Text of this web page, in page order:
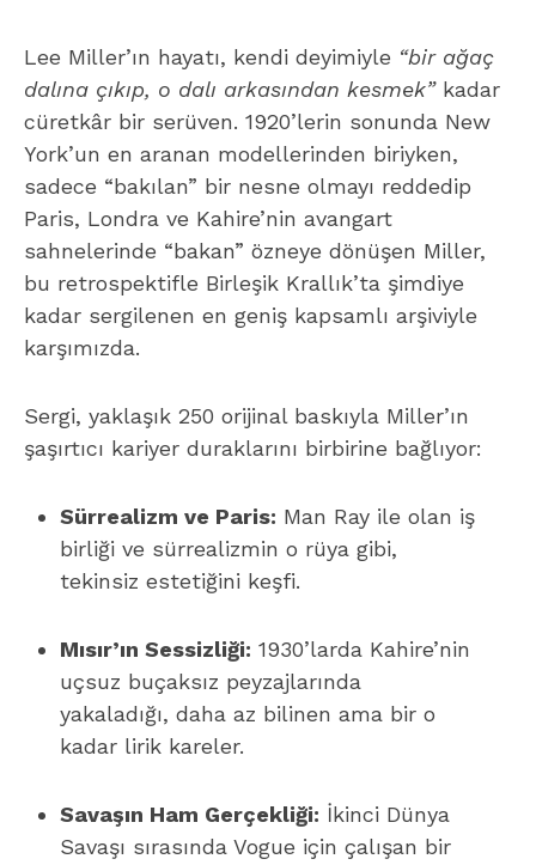
Lee Miller’ın hayatı, kendi deyimiyle “bir ağaç
dalına çıkıp, o dalı arkasından kesmek”kadar
cüretkâr bir serüven. 1920’lerin sonunda New
York’un en aranan modellerinden biriyken,
sadece “bakılan” bir nesne olmayı reddedip
Paris, Londra ve Kahire’nin avangart
sahnelerinde “bakan” özneye dönüşen Miller,
bu retrospektifle Birleşik Krallık’ta şimdiye
kadar sergilenen en geniş kapsamlı arşiviyle
karşımızda.
Sergi, yaklaşık 250 orijinal baskıyla Miller’ın
şaşırtıcı kariyer duraklarını birbirine bağlıyor:
Sürrealizm ve Paris: Man Ray ile olan iş
birliği ve sürrealizmin o rüya gibi,
tekinsiz estetiğini keşfi.
Mısır’ın Sessizliği: 1930’larda Kahire’nin
uçsuz buçaksız peyzajlarında
yakaladığı, daha az bilinen ama bir o
kadar lirik kareler.
Savaşın Ham Gerçekliği: İkinci Dünya
Savaşı sırasında Vogue için çalışan bir